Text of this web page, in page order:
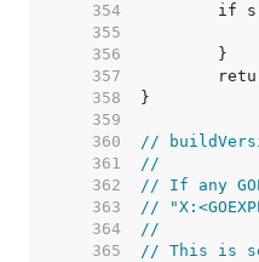
   354
   355
   356
   357
   358
   359
   360
//
   361
//
   362
// If any
   363
//
   364
//
   365
// This is